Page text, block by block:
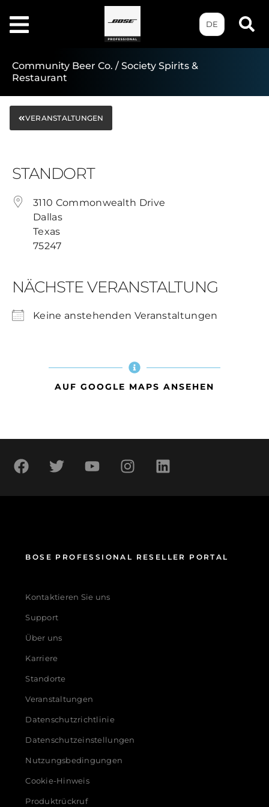
DE
Community Beer Co. / Society Spirits &
Restaurant
VERANSTALTUNGEN
STANDORT
3110 Commonwealth Drive
Dallas
Texas
75247
NÄCHSTE VERANSTALTUNG
Keine anstehenden Veranstaltungen
AUF GOOGLE MAPS ANSEHEN
BOSE PROFESSIONAL RESELLER PORTAL
Kontaktieren Sie uns
Support
Über uns
Karriere
Standorte
Veranstaltungen
Datenschutzrichtlinie
Datenschutzeinstellungen
Nutzungsbedingungen
Cookie-Hinweis
Produktrückruf